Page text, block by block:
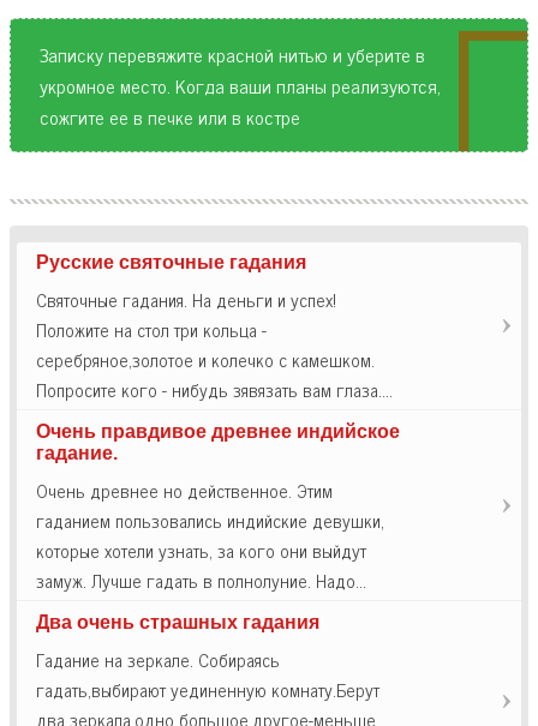
Записку перевяжите красной нитью и уберите в
укромное место. Когда ваши планы реализуются,
сожгите ее в печке или в костре
Русские святочные гадания
Святочные гадания. На деньги и успех!
Положите на стол три кольца -
серебряное,золотое и колечко с камешком.
Попросите кого - нибудь зявязать вам глаза.…
Очень правдивое древнее индийское
гадание.
Очень древнее но действенное. Этим
гаданием пользовались индийские девушки,
которые хотели узнать, за кого они выйдут
замуж. Лучше гадать в полнолуние. Надо…
Два очень страшных гадания
Гадание на зеркале. Собираясь
гадать,выбирают уединенную комнату.Берут
два зеркала,одно большое,другое-меньше.